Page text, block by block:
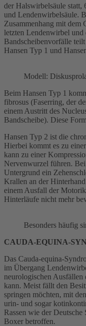
der Halswirbelsäule statt,
und Lendenwirbelsäule.
Zusammenhang mit dem
letzten Lendenwirbel
Bandscheibenvorfälle
Hansen Typ 1 und
Modell:
Beim Hansen Typ 1
fibrosus (Faserring, der
einem Austritt des
Bandscheibe). Diese
Hansen Typ 2 ist die
Hierbei kommt es zu
kann zu einer
Nervenwurzel führen.
Untergrund ein
Krallen an der
einem Ausfall der
Hinterläufe nicht mehr
Besonders häufig
CAUDA-EQUINA-
Das Cauda-equina-
im Übergang
neurologischen Ausfällen
kann. Meist fällt den
springen möchten, mit
urin- und sogar
Rassen wie der
Boxer betroffen.